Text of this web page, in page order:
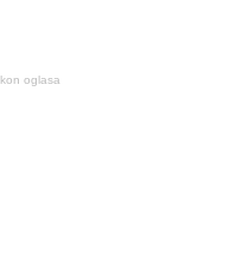
oglasa